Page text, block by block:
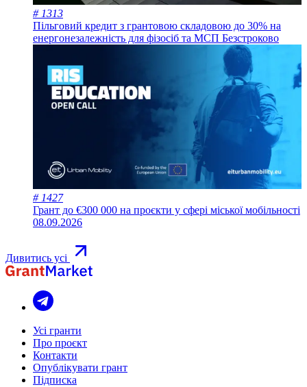
# 1313
Пільговий кредит з грантовою складовою до 30% на
енергонезалежність для фізосіб та МСП Безстроково
# 1427
Грант до €300 000 на проєкти у сфері міської мобільності
08.09.2026
Дивитись усі
Усі гранти
Про проєкт
Контакти
Опублікувати грант
Підписка